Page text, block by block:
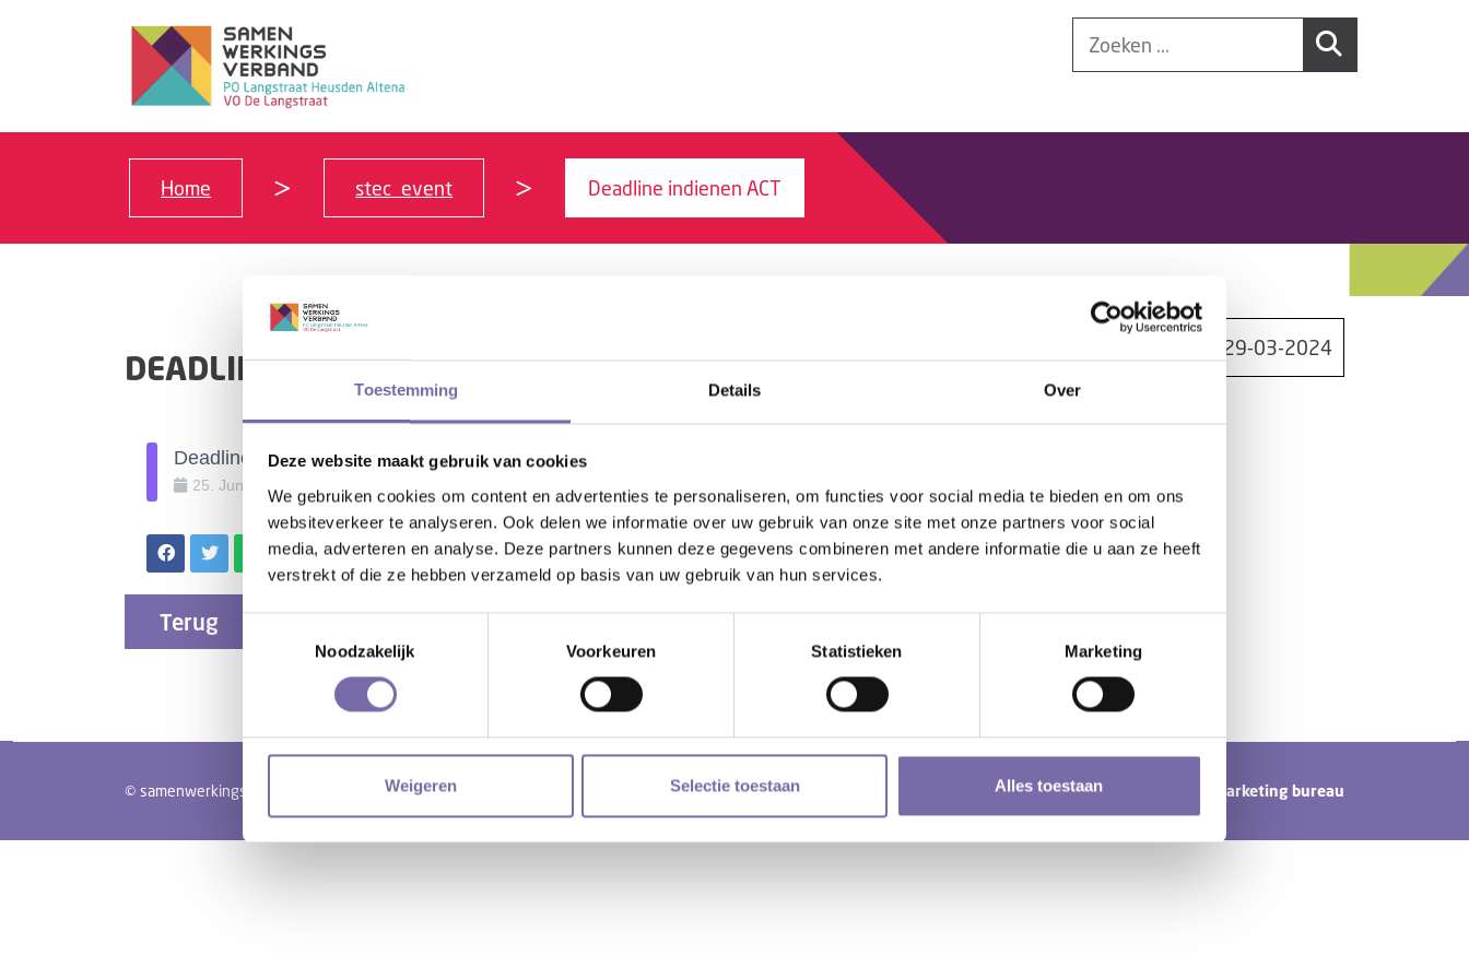
Toestemming Details Over
Deze website maakt gebruik van cookies
We gebruiken cookies om content en advertenties te personaliseren, om functies voor social media te bieden en om ons
websiteverkeer te analyseren. Ook delen we informatie over uw gebruik van onze site met onze partners voor social
media, adverteren en analyse. Deze partners kunnen deze gegevens combineren met andere informatie die u aan ze heeft
verstrekt of die ze hebben verzameld op basis van uw gebruik van hun services.
Noodzakelijk
Voorkeuren Statistieken Marketing
Weigeren Selectie toestaan Alles toestaan
Home stec_event Deadline indienen ACT
DEADLINE INDIENEN ACT 29-03-2024
Deadline indienen ACT
25 Juni
Terug
© samenwerkingsverband PO Langstraat Heusden Altena en VO De Langstraat | cookieverklaring|privacyverklaring | Webdesign doorTundra digital branding & marketing bureau